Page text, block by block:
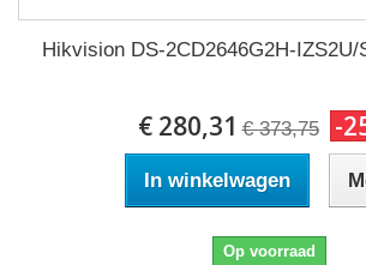
Hikvision DS-2CD2646G2H-IZS2U/
€ 280,31 € 373,75 -
In winkelwagen
Op voorraad